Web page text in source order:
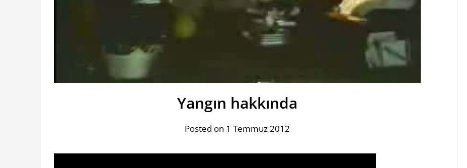
Yangın hakkında
Posted on 1 Temmuz 2012